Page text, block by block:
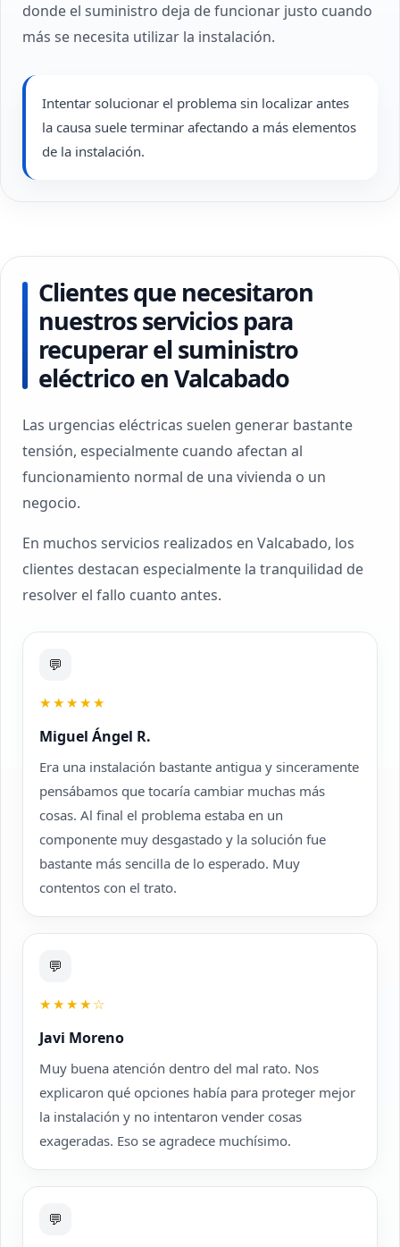
donde el suministro deja de funcionar justo cuando
más se necesita utilizar la instalación.
Intentar solucionar el problema sin localizar antes
la causa suele terminar afectando a más elementos
de la instalación.
Clientes que necesitaron
nuestros servicios para
recuperar el suministro
eléctrico en Valcabado
Las urgencias eléctricas suelen generar bastante
tensión, especialmente cuando afectan al
funcionamiento normal de una vivienda o un
negocio.
En muchos servicios realizados en Valcabado, los
clientes destacan especialmente la tranquilidad de
resolver el fallo cuanto antes.
💬
★★★★★
Miguel Ángel R.
Era una instalación bastante antigua y sinceramente
pensábamos que tocaría cambiar muchas más
cosas. Al final el problema estaba en un
componente muy desgastado y la solución fue
bastante más sencilla de lo esperado. Muy
contentos con el trato.
💬
★★★★☆
Javi Moreno
Muy buena atención dentro del mal rato. Nos
explicaron qué opciones había para proteger mejor
la instalación y no intentaron vender cosas
exageradas. Eso se agradece muchísimo.
💬